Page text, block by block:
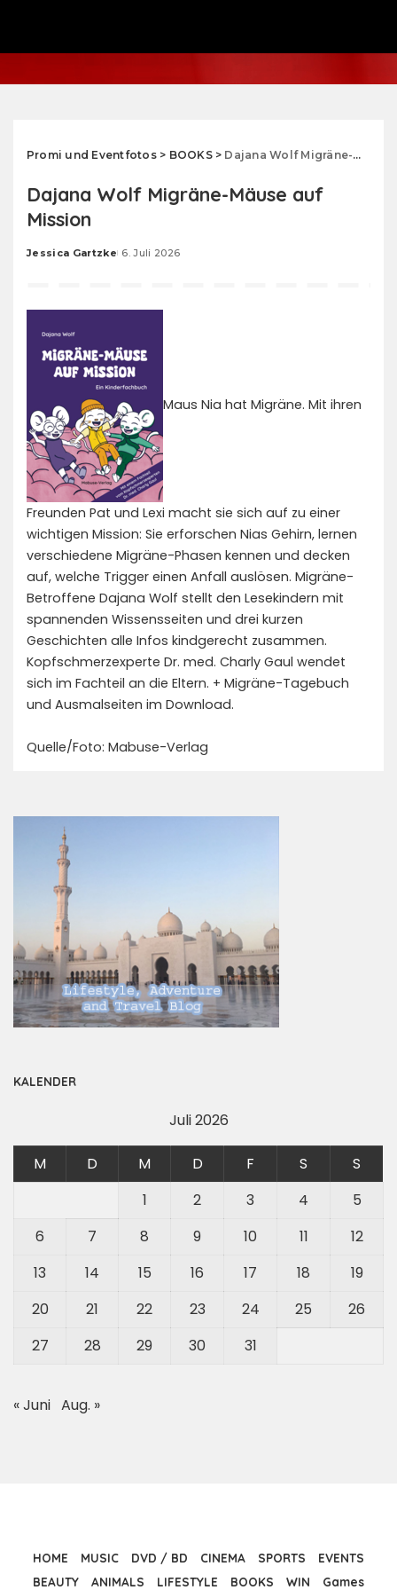
Promi und Eventfotos> BOOKS> Dajana Wolf Migräne-Mäuse auf Mission
Dajana Wolf Migräne-Mäuse auf
Mission
Posted
Jessica Gartzke 6. Juli 2026
Maus Nia hat Migräne. Mit ihren
Freunden Pat und Lexi macht sie sich auf zu einer
wichtigen Mission: Sie erforschen Nias Gehirn, lernen
verschiedene Migräne-Phasen kennen und decken
auf, welche Trigger einen Anfall auslösen. Migräne-
Betroffene Dajana Wolf stellt den Lesekindern mit
spannenden Wissensseiten und drei kurzen
Geschichten alle Infos kindgerecht zusammen.
Kopfschmerzexperte Dr. med. Charly Gaul wendet
sich im Fachteil an die Eltern. + Migräne-Tagebuch
und Ausmalseiten im Download.
Quelle/Foto: Mabuse-Verlag
KALENDER
Juli 2026
M D M D F S
S
1
2 3 4
5
6
7 8 9 10 11
12
13
14 15 16 17 18
19
20
21 22 23 24 25
26
27
28 29 30 31
« Juni Aug. »
HOME MUSIC DVD / BD CINEMA SPORTS
EVENTS
BEAUTY
ANIMALS LIFESTYLE BOOKS WIN Games